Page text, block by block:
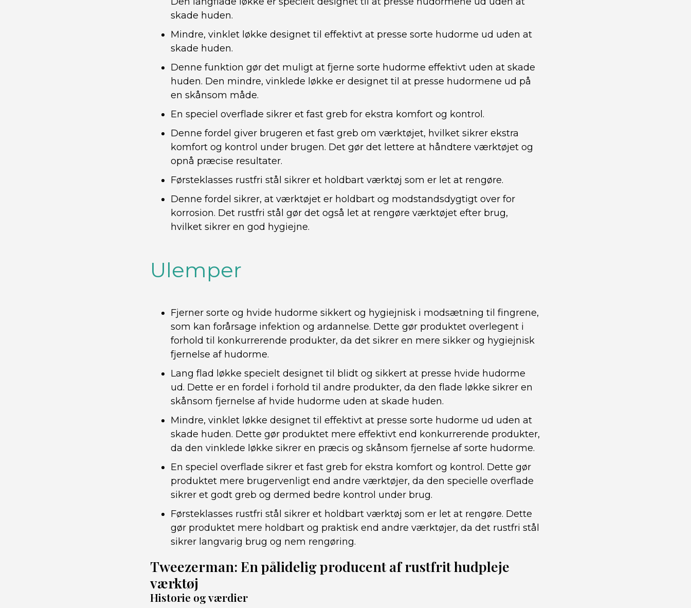
skade huden.
Mindre, vinklet løkke designet til effektivt at presse sorte hudorme ud uden at
skade huden.
Denne funktion gør det muligt at fjerne sorte hudorme effektivt uden at skade
huden. Den mindre, vinklede løkke er designet til at presse hudormene ud på
en skånsom måde.
En speciel overflade sikrer et fast greb for ekstra komfort og kontrol.
Denne fordel giver brugeren et fast greb om værktøjet, hvilket sikrer ekstra
komfort og kontrol under brugen. Det gør det lettere at håndtere værktøjet og
opnå præcise resultater.
Førsteklasses rustfri stål sikrer et holdbart værktøj som er let at rengøre.
Denne fordel sikrer, at værktøjet er holdbart og modstandsdygtigt over for
korrosion. Det rustfri stål gør det også let at rengøre værktøjet efter brug,
hvilket sikrer en god hygiejne.
Ulemper
Fjerner sorte og hvide hudorme sikkert og hygiejnisk i modsætning til fingrene,
som kan forårsage infektion og ardannelse. Dette gør produktet overlegent i
forhold til konkurrerende produkter, da det sikrer en mere sikker og hygiejnisk
fjernelse af hudorme.
Lang flad løkke specielt designet til blidt og sikkert at presse hvide hudorme
ud. Dette er en fordel i forhold til andre produkter, da den flade løkke sikrer en
skånsom fjernelse af hvide hudorme uden at skade huden.
Mindre, vinklet løkke designet til effektivt at presse sorte hudorme ud uden at
skade huden. Dette gør produktet mere effektivt end konkurrerende produkter,
da den vinklede løkke sikrer en præcis og skånsom fjernelse af sorte hudorme.
En speciel overflade sikrer et fast greb for ekstra komfort og kontrol. Dette gør
produktet mere brugervenligt end andre værktøjer, da den specielle overflade
sikrer et godt greb og dermed bedre kontrol under brug.
Førsteklasses rustfri stål sikrer et holdbart værktøj som er let at rengøre. Dette
gør produktet mere holdbart og praktisk end andre værktøjer, da det rustfri stål
sikrer langvarig brug og nem rengøring.
Tweezerman: En pålidelig producent af rustfrit hudpleje
værktøj
Historie og værdier